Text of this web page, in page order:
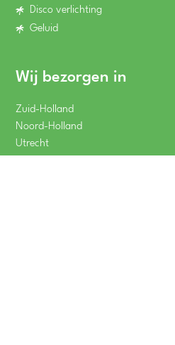
Disco verlichting
Geluid
Wij bezorgen in
Zuid-Holland
Noord-Holland
Utrecht